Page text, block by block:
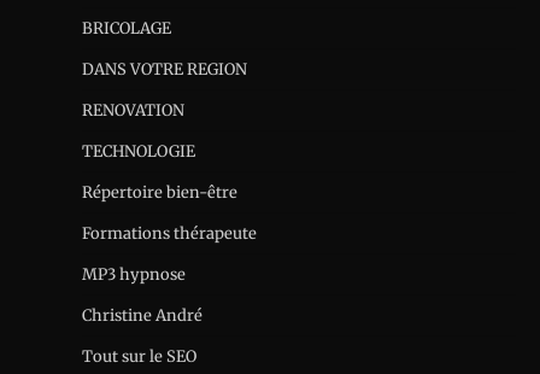
BRICOLAGE
DANS VOTRE REGION
RENOVATION
TECHNOLOGIE
Répertoire bien-être
Formations thérapeute
MP3 hypnose
Christine André
Tout sur le SEO